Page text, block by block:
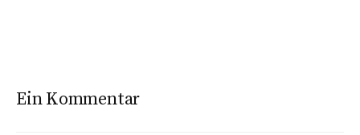
Ein Kommentar